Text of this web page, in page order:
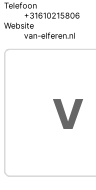
Telefoon
+31610215806
Website
van-elferen.nl